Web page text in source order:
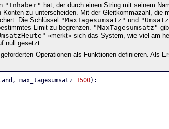
"Inhaber" hat, der durch einen String mit seinem
Konten zu unterscheiden. Mit der Gleitkommazahl, die
Die Schlüssel "MaxTagesumsatz" und
Limit zu begrenzen.
"MaxTagesumsatz"
»merkt« sich das System, wie viel am
null gesetzt.
Operationen als Funktionen definieren. Als
max_tagesumsatz=1500):